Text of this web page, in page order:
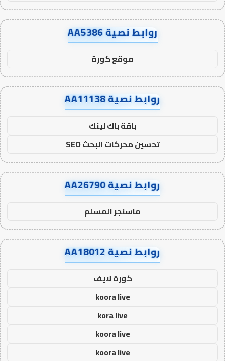
روابط نصية AA5386
موقع كورة
روابط نصية AA11138
باقة باك لينك
تحسين محركات البحث SEO
روابط نصية AA26790
ماسنجر المسلم
روابط نصية AA18012
كورة لايف
koora live
kora live
koora live
koora live